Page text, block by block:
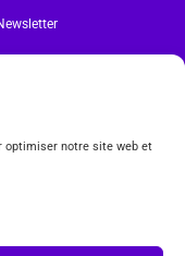
optimiser notre site web et